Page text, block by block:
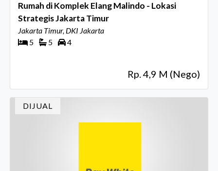
Rumah di Komplek Elang Malindo - Lokasi
Strategis Jakarta Timur
Jakarta Timur, DKI Jakarta
5
5 4
Rp. 4,9 M (Nego)
DIJUAL